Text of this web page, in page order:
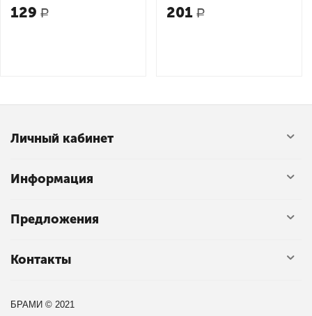
129 Р 201 Р
Личный кабинет
Информация
Предложения
Контакты
БРАМИ © 2021